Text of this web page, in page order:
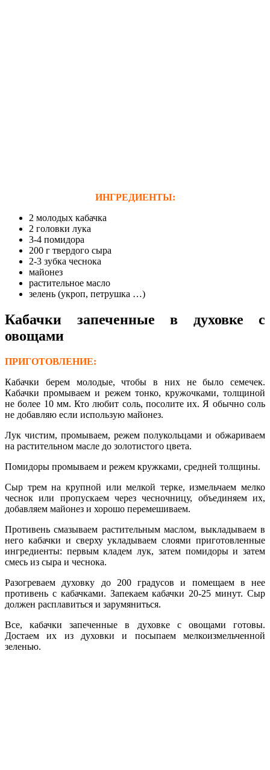
ИНГРЕДИЕНТЫ:
2 молодых кабачка
2 головки лука
3-4 помидора
200 г твердого сыра
2-3 зубка чеснока
майонез
растительное масло
зелень (укроп, петрушка …)
Кабачки запеченные в духовке с
овощами
ПРИГОТОВЛЕНИЕ:
Кабачки берем молодые, чтобы в них не было семечек.
Кабачки промываем и режем тонко, кружочками, толщиной
не более 10 мм. Кто любит соль, посолите их. Я обычно соль
не добавляю если использую майонез.
Лук чистим, промываем, режем полукольцами и обжариваем
на растительном масле до золотистого цвета.
Помидоры промываем и режем кружками, средней толщины.
Сыр трем на крупной или мелкой терке, измельчаем мелко
чеснок или пропускаем через чесночницу, объединяем их,
добавляем майонез и хорошо перемешиваем.
Противень смазываем растительным маслом, выкладываем в
него кабачки и сверху укладываем слоями приготовленные
ингредиенты: первым кладем лук, затем помидоры и затем
смесь из сыра и чеснока.
Разогреваем духовку до 200 градусов и помещаем в нее
противень с кабачками. Запекаем кабачки 20-25 минут. Сыр
должен расплавиться и зарумяниться.
Все, кабачки запеченные в духовке с овощами готовы.
Достаем их из духовки и посыпаем мелкоизмельченной
зеленью.